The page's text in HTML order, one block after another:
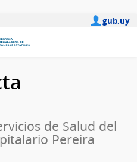
gub.uy
de Salud del
Pereira